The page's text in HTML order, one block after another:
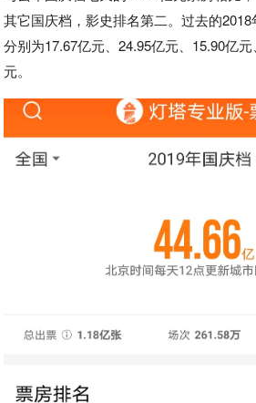
其它国庆档，影史排名第二。过去的
分别为17.67亿元、24.95亿元、15.90亿
元。